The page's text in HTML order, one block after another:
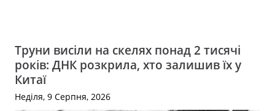
Труни висіли на скелях понад 2 тисячі
років: ДНК розкрила, хто залишив їх у
Китаї
Неділя, 9 Серпня, 2026